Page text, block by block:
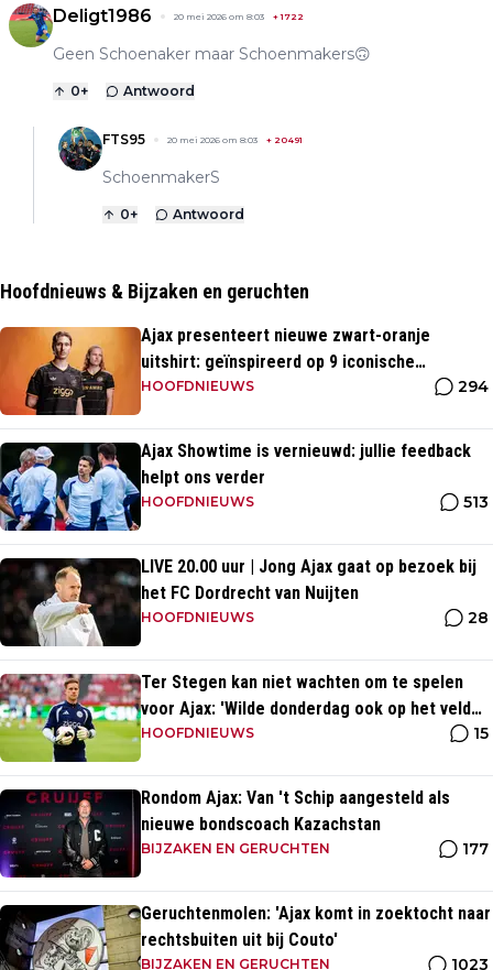
Deligt1986 20 mei 2026 om 8:03 +1722
Geen Schoenaker maar Schoenmakers🙃
0+ Antwoord
FTS95 20 mei 2026 om 8:03 + 20491
SchoenmakerS
0+ Antwoord
Hoofdnieuws & Bijzaken en geruchten
Ajax presenteert nieuwe zwart-oranje
uitshirt: geïnspireerd op 9 iconische
momenten uit clubhistorie
HOOFDNIEUWS 294
Ajax Showtime is vernieuwd: jullie feedback
helpt ons verder
HOOFDNIEUWS 513
LIVE 20.00 uur | Jong Ajax gaat op bezoek bij
het FC Dordrecht van Nuijten
HOOFDNIEUWS 28
Ter Stegen kan niet wachten om te spelen
voor Ajax: 'Wilde donderdag ook op het veld
staan'
HOOFDNIEUWS 15
Rondom Ajax: Van 't Schip aangesteld als
nieuwe bondscoach Kazachstan
BIJZAKEN EN GERUCHTEN 177
Geruchtenmolen: 'Ajax komt in zoektocht naar
rechtsbuiten uit bij Couto'
BIJZAKEN EN GERUCHTEN 1023